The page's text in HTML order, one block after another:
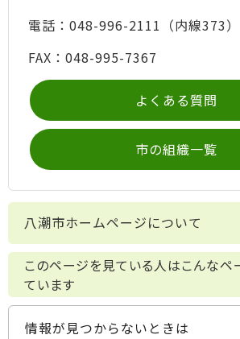
電話：048-996-2111（内線373）
FAX：048-995-7367
よくある質問
市の組織一覧
八潮市ホームページについて
このページを見ている人はこんなペ
ています
情報が見つからないときは